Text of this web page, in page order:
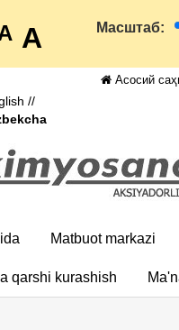
A Масштаб:
Асосий
//
Matbuot markazi
qarshi kurashish